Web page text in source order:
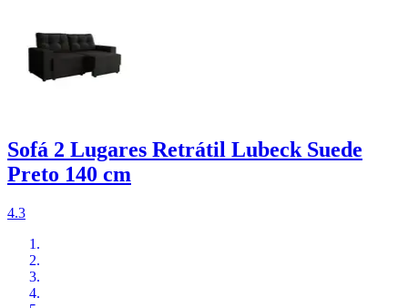
Sofá 2 Lugares Retrátil Lubeck Suede
Preto 140 cm
4.3